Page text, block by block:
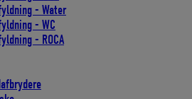
- Water
- WC
- ROCA